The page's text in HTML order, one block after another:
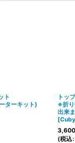
ト
ターキット)
トッ
※折り
出来
[
3,600
(税込: